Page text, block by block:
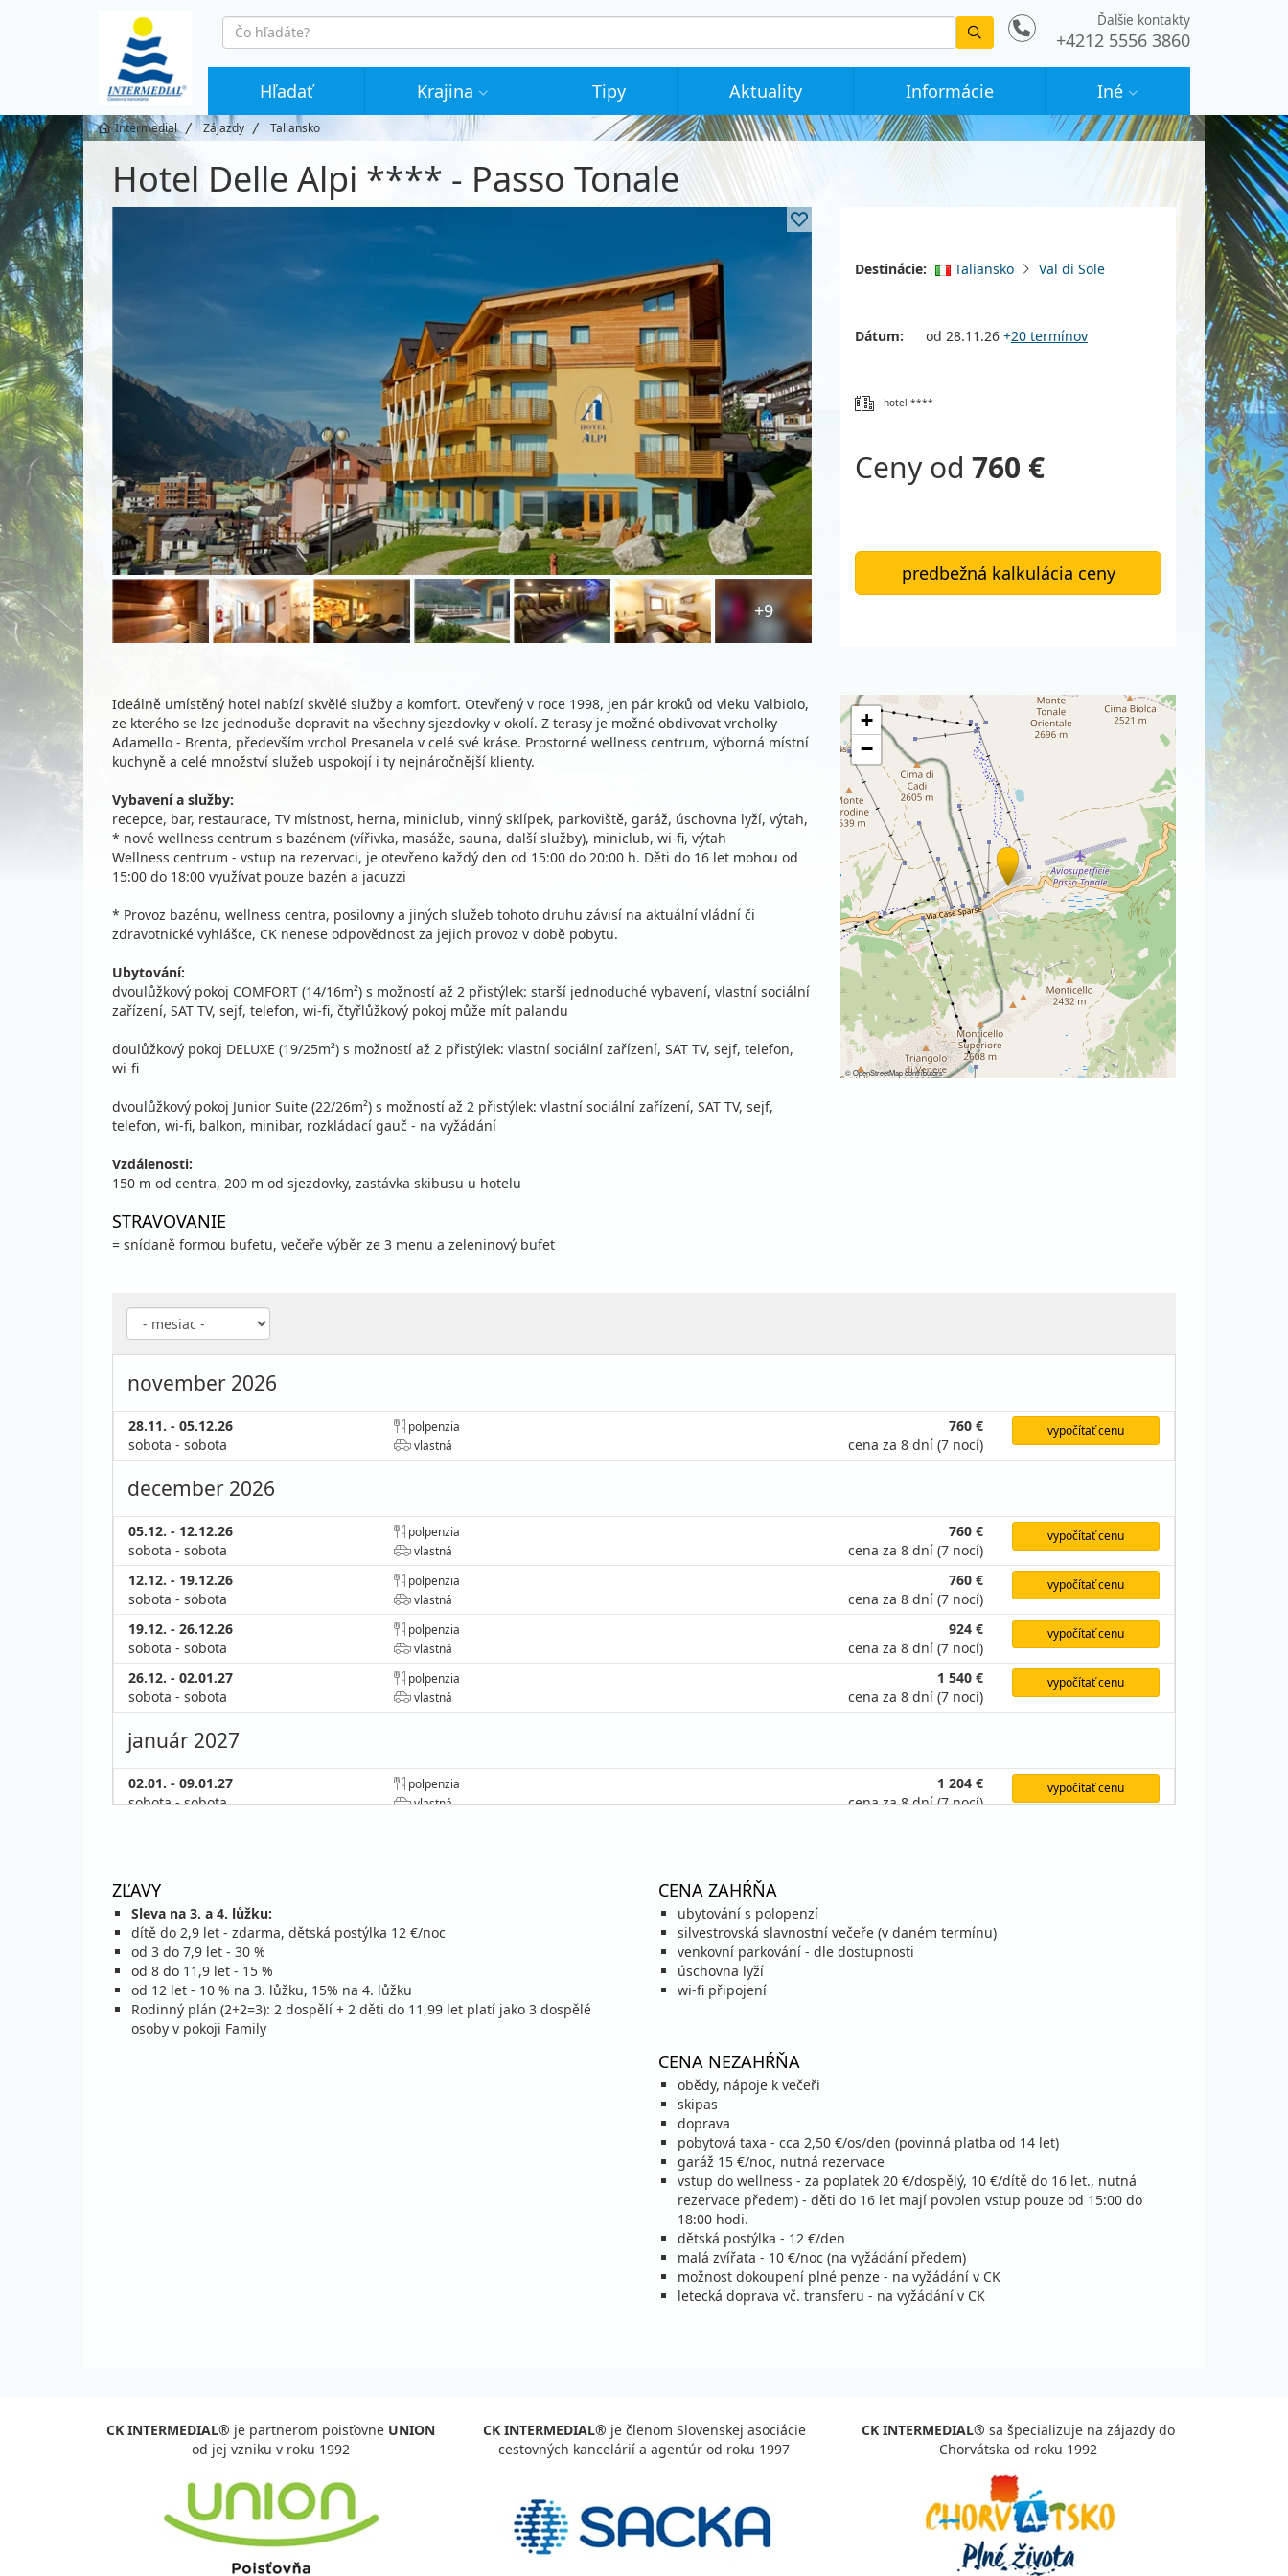
co
hledáte
Vyhledat
Ďalšie kontakty
+4212 5556 3860
Hľadať Krajina Tipy Aktuality Informácie Iné
Intermedial Zájazdy Taliansko
Hotel Delle Alpi **** - Passo Tonale
Destinácie: Taliansko Val di Sole
Dátum: od 28.11.26 +20 termínov
hotel ****
Ceny od 760 €
predbežná kalkulácia ceny
+9
Ideálně umístěný hotel nabízí skvělé služby a komfort. Otevřený v roce 1998, jen pár kroků od vleku Valbiolo,
ze kterého se lze jednoduše dopravit na všechny sjezdovky v okolí. Z terasy je možné obdivovat vrcholky
Adamello - Brenta, především vrchol Presanela v celé své kráse. Prostorné wellness centrum, výborná místní
kuchyně a celé množství služeb uspokojí i ty nejnáročnější klienty.
Vybavení a služby:
recepce, bar, restaurace, TV místnost, herna, miniclub, vinný sklípek, parkoviště, garáž, úschovna lyží, výtah,
* nové wellness centrum s bazénem (vířivka, masáže, sauna, další služby), miniclub, wi-fi, výtah
Wellness centrum - vstup na rezervaci, je otevřeno každý den od 15:00 do 20:00 h. Děti do 16 let mohou od
15:00 do 18:00 využívat pouze bazén a jacuzzi
* Provoz bazénu, wellness centra, posilovny a jiných služeb tohoto druhu závisí na aktuální vládní či
zdravotnické vyhlášce, CK nenese odpovědnost za jejich provoz v době pobytu.
Ubytování:
dvoulůžkový pokoj COMFORT (14/16m²) s možností až 2 přistýlek: starší jednoduché vybavení, vlastní sociální
zařízení, SAT TV, sejf, telefon, wi-fi, čtyřlůžkový pokoj může mít palandu
doulůžkový pokoj DELUXE (19/25m²) s možností až 2 přistýlek: vlastní sociální zařízení, SAT TV, sejf, telefon,
wi-fi
dvoulůžkový pokoj Junior Suite (22/26m²) s možností až 2 přistýlek: vlastní sociální zařízení, SAT TV, sejf,
telefon, wi-fi, balkon, minibar, rozkládací gauč - na vyžádání
Vzdálenosti:
150 m od centra, 200 m od sjezdovky, zastávka skibusu u hotelu
STRAVOVANIE
= snídaně formou bufetu, večeře výběr ze 3 menu a zeleninový bufet
+
−
©OpenStreetMapcontributors
november 2026
28.11. - 05.12.26
sobota - sobota
polpenzia
vlastná
760 €
cena za 8 dní (7 nocí)
vypočítať cenu
december 2026
05.12. - 12.12.26
sobota - sobota
polpenzia
vlastná
760 €
cena za 8 dní (7 nocí)
vypočítať cenu
12.12. - 19.12.26
sobota - sobota
polpenzia
vlastná
760 €
cena za 8 dní (7 nocí)
vypočítať cenu
19.12. - 26.12.26
sobota - sobota
polpenzia
vlastná
924 €
cena za 8 dní (7 nocí)
vypočítať cenu
26.12. - 02.01.27
sobota - sobota
polpenzia
vlastná
1 540 €
cena za 8 dní (7 nocí)
vypočítať cenu
január 2027
02.01. - 09.01.27
sobota - sobota
polpenzia
vlastná
1 204 €
cena za 8 dní (7 nocí)
vypočítať cenu
16.01. - 23.01.27
sobota - sobota
23.01. - 30.01.27
sobota - sobota
polpenzia
856 €
cena za 8 dní (7 nocí)
30.01. - 06.02.27
sobota - sobota
vlastná
február 2027
1 048 €
cena za 8 dní (7 nocí)
vypočítať cenu
1 048 €
cena za 8 dní (7 nocí)
vypočítať cenu
cena za 8 dní (7 nocí)
20.03. - 27.03.27
sobota - sobota
polpenzia
828 €
cena za 8 dní (7 nocí)
vypočítať cenu
27.03. - 03.04.27
sobota - sobota
cena za 8 dní (7 nocí)
apríl 2027
ZĽAVY
Sleva na 3. a 4. lůžku:
dítě do 2,9 let - zdarma, dětská postýlka 12 €/noc
od 3 do 7,9 let - 30 %
od 8 do 11,9 let - 15 %
od 12 let - 10 % na 3. lůžku, 15% na 4. lůžku
Rodinný plán (2+2=3): 2 dospělí + 2 děti do 11,99 let platí jako 3 dospělé
osoby v pokoji Family
CENA ZAHŔŇA
ubytování s polopenzí
silvestrovská slavnostní večeře (v daném termínu)
venkovní parkování - dle dostupnosti
úschovna lyží
wi-fi připojení
CENA NEZAHŔŇA
obědy, nápoje k večeři
skipas
doprava
pobytová taxa - cca 2,50 €/os/den (povinná platba od 14 let)
garáž 15 €/noc, nutná rezervace
vstup do wellness - za poplatek 20 €/dospělý, 10 €/dítě do 16 let., nutná
rezervace předem) - děti do 16 let mají povolen vstup pouze od 15:00 do
18:00 hodi.
dětská postýlka - 12 €/den
malá zvířata - 10 €/noc (na vyžádání předem)
možnost dokoupení plné penze - na vyžádání v CK
letecká doprava vč. transferu - na vyžádání v CK
CK INTERMEDIAL® je partnerom poisťovne UNION
od jej vzniku v roku 1992
CK INTERMEDIAL® je členom Slovenskej asociácie
cestovných kancelárií a agentúr od roku 1997
CK INTERMEDIAL® sa špecializuje na zájazdy do
Chorvátska od roku 1992